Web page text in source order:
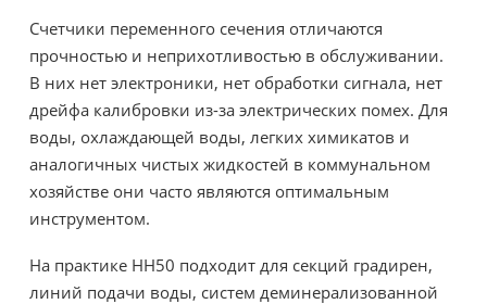
Счетчики переменного сечения отличаются
прочностью и неприхотливостью в обслуживании.
В них нет электроники, нет обработки сигнала, нет
дрейфа калибровки из-за электрических помех. Для
воды, охлаждающей воды, легких химикатов и
аналогичных чистых жидкостей в коммунальном
хозяйстве они часто являются оптимальным
инструментом.
На практике HH50 подходит для секций градирен,
линий подачи воды, систем деминерализованной